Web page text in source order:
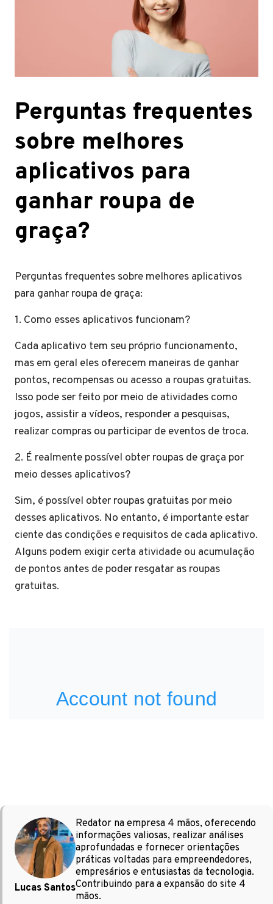
Perguntas frequentes
sobre melhores
aplicativos para
ganhar roupa de
graça?
Perguntas frequentes sobre melhores aplicativos
para ganhar roupa de graça:
1. Como esses aplicativos funcionam?
Cada aplicativo tem seu próprio funcionamento,
mas em geral eles oferecem maneiras de ganhar
pontos, recompensas ou acesso a roupas gratuitas.
Isso pode ser feito por meio de atividades como
jogos, assistir a vídeos, responder a pesquisas,
realizar compras ou participar de eventos de troca.
2. É realmente possível obter roupas de graça por
meio desses aplicativos?
Sim, é possível obter roupas gratuitas por meio
desses aplicativos. No entanto, é importante estar
ciente das condições e requisitos de cada aplicativo.
Alguns podem exigir certa atividade ou acumulação
de pontos antes de poder resgatar as roupas
gratuitas.
Lucas Santos
Redator na empresa 4 mãos, oferecendo
informações valiosas, realizar análises
aprofundadas e fornecer orientações
práticas voltadas para empreendedores,
empresários e entusiastas da tecnologia.
Contribuindo para a expansão do site 4
mãos.